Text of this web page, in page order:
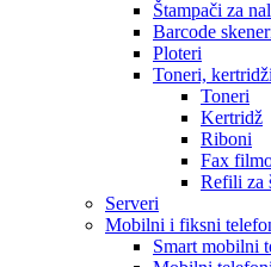
Štampači za
Barcode
Ploteri
Toneri,
Toneri
Kertridž
Riboni
Fax
Refili za
Serveri
Mobilni i fiksni
Smart mobilni